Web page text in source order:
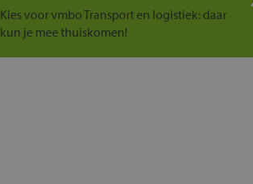
Kies voor vmbo Transport en logistiek: daar
kun je mee thuiskomen!